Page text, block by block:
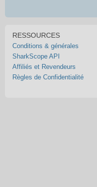
RESSOURCES
Conditions & générales
SharkScope API
Affiliés et Revendeurs
Règles de Confidentialité